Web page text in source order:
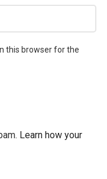
this browser for the
Learn how your